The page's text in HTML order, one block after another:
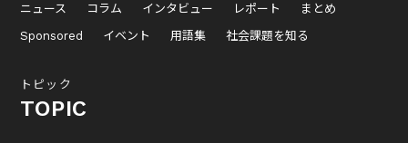
ニュース コラム インタビュー レポート
まとめ
Sponsored
イベント 用語集 社会課題を知る
トピック
TOPIC